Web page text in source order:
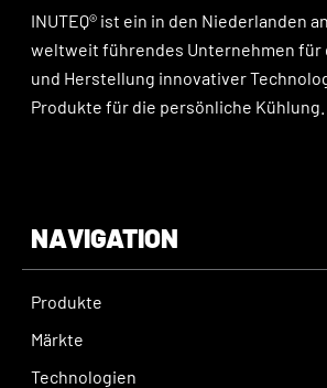
INUTEQ® ist ein in den Niederlanden
weltweit führendes Unternehmen für
und Herstellung innovativer
Produkte für die persönliche Kühlung.
NAVIGATION
Produkte
Märkte
Technologien